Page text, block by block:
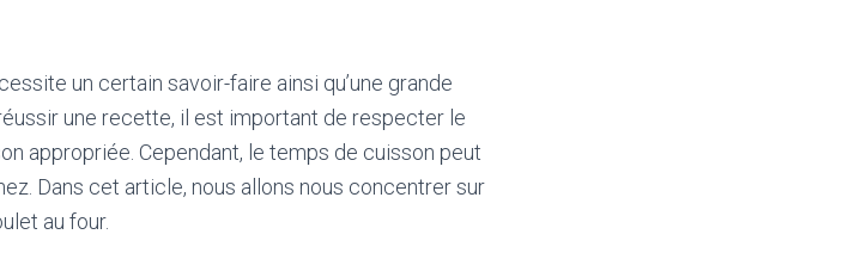
un certain savoir-faire ainsi qu’une grande
une recette, il est important de respecter le
appropriée. Cependant, le temps de cuisson peut
Dans cet article, nous allons nous concentrer sur
au four.